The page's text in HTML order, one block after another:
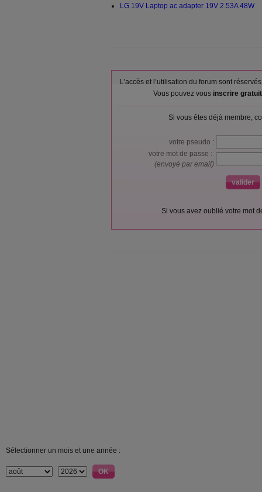
LG 19V Laptop ac adapter 19V 2.53A 48W
L’accès et l’utilisation du forum sont
Vous pouvez vous inscrire
Si vous êtes déjà membre,
votre pseudo :
votre mot de passe :
(envoyé par email)
Si vous avez oublié votre mot
Sélectionner un mois et une année :